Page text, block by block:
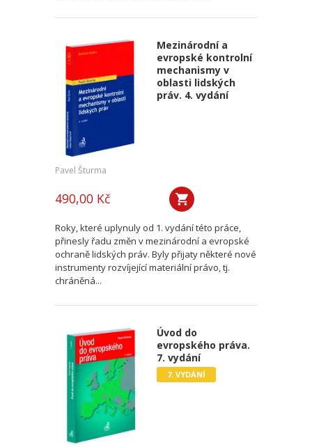
Mezinárodní a
evropské kontrolní
mechanismy v
oblasti lidských
práv. 4. vydání
Pavel Šturma
490,00 Kč
Roky, které uplynuly od 1. vydání této práce,
přinesly řadu změn v mezinárodní a evropské
ochraně lidských práv. Byly přijaty některé nové
instrumenty rozvíjející materiální právo, tj.
chráněná...
Úvod do
evropského práva.
7. vydání
7. VYDÁNÍ